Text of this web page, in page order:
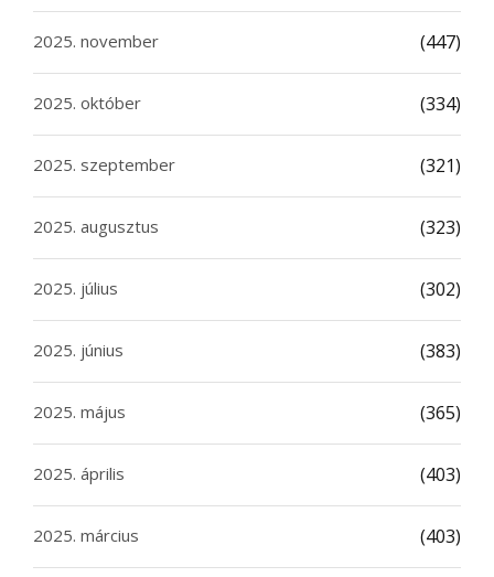
2025. november (447)
2025. október (334)
2025. szeptember (321)
2025. augusztus (323)
2025. július (302)
2025. június (383)
2025. május (365)
2025. április (403)
2025. március (403)